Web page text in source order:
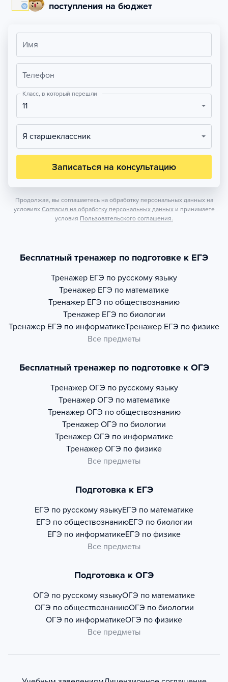
поступления на бюджет
Имя
Телефон
Класс, в который перешли
11
Я старшеклассник
Записаться на консультацию
Продолжая, вы соглашаетесь на обработку персональных данных на
условиях Согласия на обработку персональных данных и принимаете
условия Пользовательского соглашения.
Бесплатный тренажер по подготовке к ЕГЭ
Тренажер ЕГЭ по русскому языку
Тренажер ЕГЭ по математике
Тренажер ЕГЭ по обществознанию
Тренажер ЕГЭ по биологии
Тренажер ЕГЭ по информатикеТренажер ЕГЭ по физике
Все предметы
Бесплатный тренажер по подготовке к ОГЭ
Тренажер ОГЭ по русскому языку
Тренажер ОГЭ по математике
Тренажер ОГЭ по обществознанию
Тренажер ОГЭ по биологии
Тренажер ОГЭ по информатике
Тренажер ОГЭ по физике
Все предметы
Подготовка к ЕГЭ
ЕГЭ по русскому языкуЕГЭ по математике
ЕГЭ по обществознаниюЕГЭ по биологии
ЕГЭ по информатикеЕГЭ по физике
Все предметы
Подготовка к ОГЭ
ОГЭ по русскому языкуОГЭ по математике
ОГЭ по обществознаниюОГЭ по биологии
ОГЭ по информатикеОГЭ по физике
Все предметы